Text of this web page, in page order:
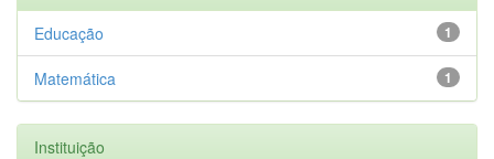
1
Educação
1
Matemática
Instituição